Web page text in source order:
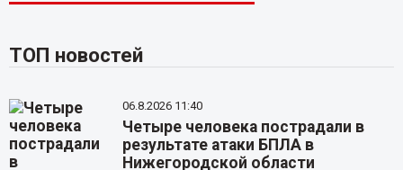
ТОП новостей
06.8.2026 11:40
Четыре человека пострадали в
результате атаки БПЛА в
Нижегородской области